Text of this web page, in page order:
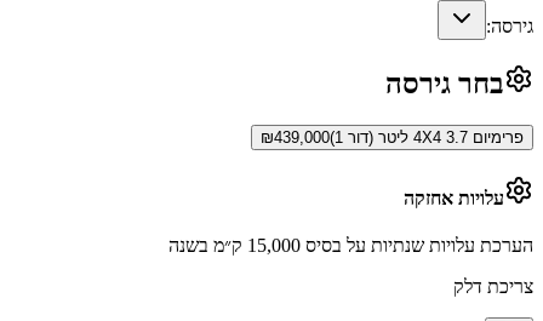
גירסה:
בחר גירסה
פרימיום 4X4 3.7 ליטר (דור 1) ₪439,000
עלויות אחזקה
הערכת עלויות שנתיות על בסיס 15,000 ק״מ בשנה
צריכת דלק